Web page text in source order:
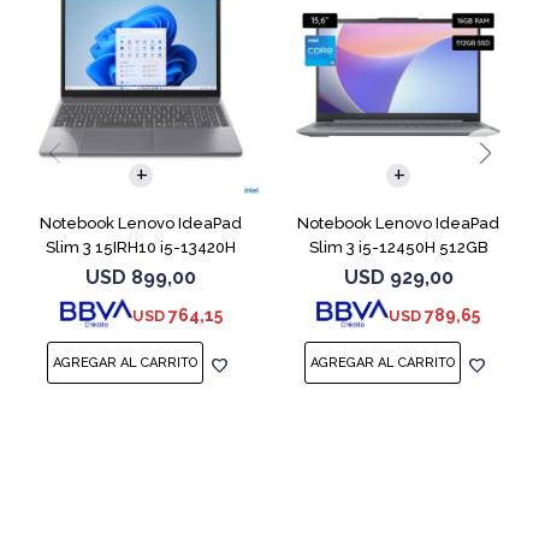
Notebook Lenovo IdeaPad
Slim 3 15IRH10 i5-13420H
512GB 8GB G
USD 899,00
USD 764,15
Notebook Lenovo IdeaPad
Slim 3 i5-12450H 512GB
16GB 15.6"
USD 929,00
USD 789,65
COMPARAR